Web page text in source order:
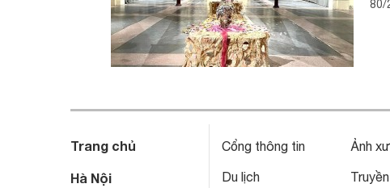
80/
Trang chủ
Hà Nội
Cổng thông tin
Du lịch
Ảnh